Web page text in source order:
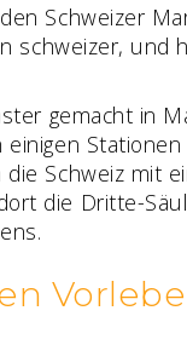
Schweizer
schweizer, und
gemacht in
Schweiz mit
die Dritte-